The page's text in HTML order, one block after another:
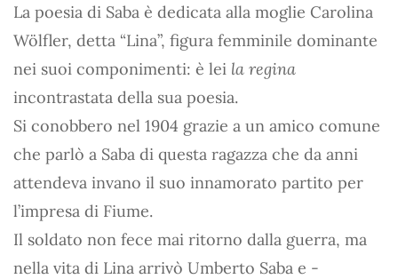
La poesia di Saba è dedicata alla moglie Carolina
Wölfler, detta “Lina”, figura femminile dominante
nei suoi componimenti: è lei la regina
incontrastata della sua poesia.
Si conobbero nel 1904 grazie a un amico comune
che parlò a Saba di questa ragazza che da anni
attendeva invano il suo innamorato partito per
l’impresa di Fiume.
Il soldato non fece mai ritorno dalla guerra, ma
nella vita di Lina arrivò Umberto Saba e -